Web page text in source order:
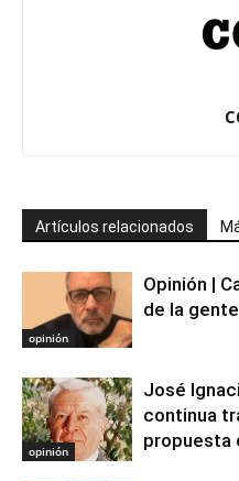
Artículos relacionados
opinión
Opinión |
de la gente
opinión
José
continua
propuesta